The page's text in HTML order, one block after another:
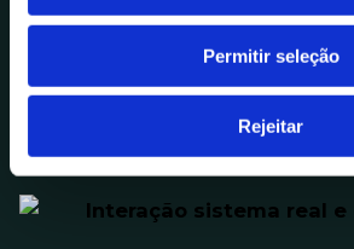
n
Permitir seleção
Rejeitar
dosDigital Twins.
possibilitam
provenientes de